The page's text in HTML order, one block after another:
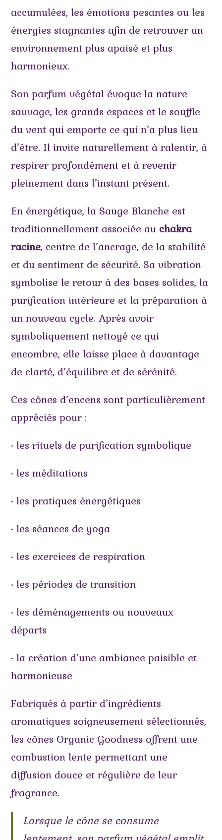
accumulées, les émotions pesantes ou les
énergies stagnantes afin de retrouver un
environnement plus apaisé et plus
harmonieux.
Son parfum végétal évoque la nature
sauvage, les grands espaces et le souffle
du vent qui emporte ce qui n’a plus lieu
d’être. Il invite naturellement à ralentir, à
respirer profondément et à revenir
pleinement dans l’instant présent.
En énergétique, la Sauge Blanche est
traditionnellement associée au chakra
racine, centre de l’ancrage, de la stabilité
et du sentiment de sécurité. Sa vibration
symbolise le retour à des bases solides, la
purification intérieure et la préparation à
un nouveau cycle. Après avoir
symboliquement nettoyé ce qui
encombre, elle laisse place à davantage
de clarté, d’équilibre et de sérénité.
Ces cônes d’encens sont particulièrement
appréciés pour :
• les rituels de purification symbolique
• les méditations
• les pratiques énergétiques
• les séances de yoga
• les exercices de respiration
• les périodes de transition
• les déménagements ou nouveaux
départs
• la création d’une ambiance paisible et
harmonieuse
Fabriqués à partir d’ingrédients
aromatiques soigneusement sélectionnés,
les cônes Organic Goodness offrent une
combustion lente permettant une
diffusion douce et régulière de leur
fragrance.
Lorsque le cône se consume